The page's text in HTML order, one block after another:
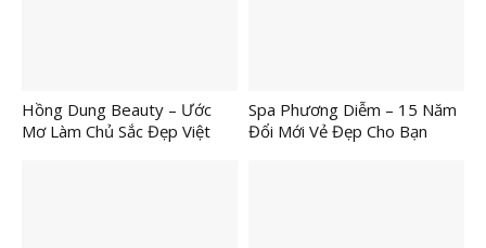
Hồng Dung Beauty – Ước
Mơ Làm Chủ Sắc Đẹp Việt
Spa Phương Diễm – 15 Năm
Đổi Mới Vẻ Đẹp Cho Bạn